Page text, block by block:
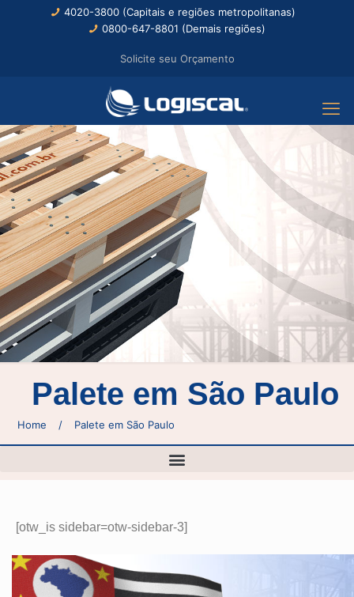
4020-3800 (Capitais e regiões metropolitanas)
0800-647-8801 (Demais regiões)
Solicite seu Orçamento
Palete em São Paulo
Home / Palete em São Paulo
[otw_is sidebar=otw-sidebar-3]